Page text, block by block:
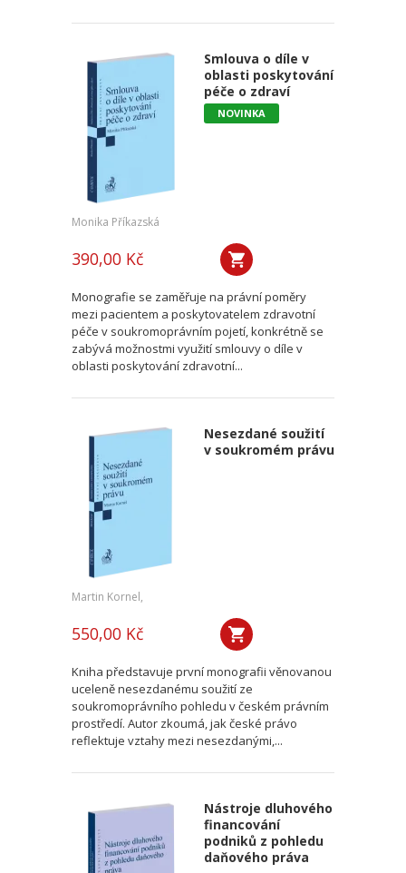
Smlouva o díle v
oblasti poskytování
péče o zdraví
NOVINKA
Monika Příkazská
390,00 Kč
Monografie se zaměřuje na právní poměry
mezi pacientem a poskytovatelem zdravotní
péče v soukromoprávním pojetí, konkrétně se
zabývá možnostmi využití smlouvy o díle v
oblasti poskytování zdravotní...
Nesezdané soužití
v soukromém právu
Martin Kornel,
550,00 Kč
Kniha představuje první monografii věnovanou
uceleně nesezdanému soužití ze
soukromoprávního pohledu v českém právním
prostředí. Autor zkoumá, jak české právo
reflektuje vztahy mezi nesezdanými,...
Nástroje dluhového
financování
podniků z pohledu
daňového práva